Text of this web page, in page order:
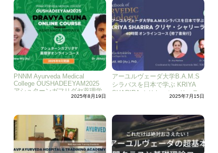
PNNM Ayurveda Medical
College OUSHADEEYAM2025
アシュターンガフリダヤ薬理学
2025年8月19日
アーユルヴェーダ大学B.A.M.S
シラバスを日本で学ぶ KRIYA
SHARIRA クリヤ・シャリーラ
オンラインコース (修了書発行)
2025年7月15日